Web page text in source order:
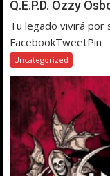
Q.E.P.D. Ozzy
Tu legado vivirá por
FacebookTweetPin
Uncategorized